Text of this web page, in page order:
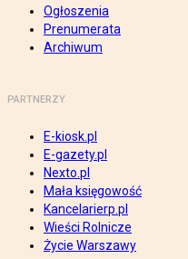
Ogłoszenia
Prenumerata
Archiwum
PARTNERZY
E-kiosk.pl
E-gazety.pl
Nexto.pl
Mała księgowość
Kancelarierp.pl
Wieści Rolnicze
Życie Warszawy